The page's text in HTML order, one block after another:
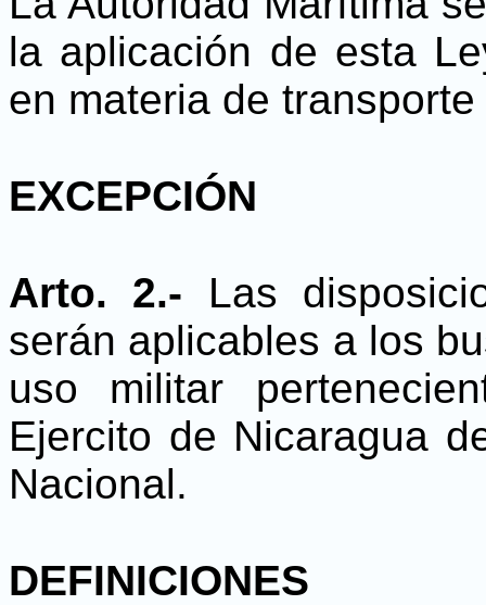
la aplicación de esta
en materia de
EXCEPCIÓN
Arto. 2.- Las
serán aplicables a los
uso militar
Ejercito de Nicaragua
Nacional.
DEFINICIONES